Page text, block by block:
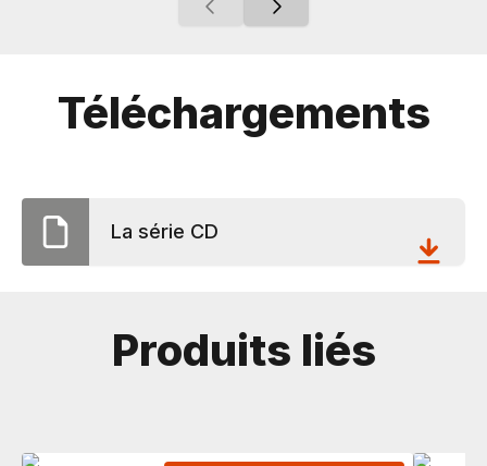
Téléchargements
La série CD
Produits liés